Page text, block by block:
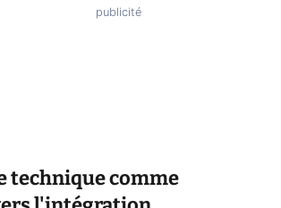
technique comme